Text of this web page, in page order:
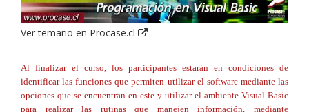
Ver temario en Procase.cl
Al finalizar el curso, los participantes estarán en condiciones de
identificar las funciones que permiten utilizar el software mediante las
opciones que se encuentran en este y utilizar el ambiente Visual Basic
para realizar las rutinas que manejen información, mediante